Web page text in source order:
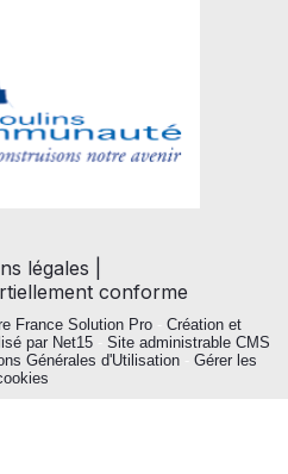
légales
conforme
France Solution Pro- Création et
par Net15- Site administrable CMS
Générales d'Utilisation- Gérer les